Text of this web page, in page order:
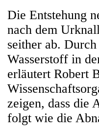
Die Entstehung
nach dem
seither ab.
Wasserstoff in
erläutert Robert
zeigen, dass die
folgt wie die